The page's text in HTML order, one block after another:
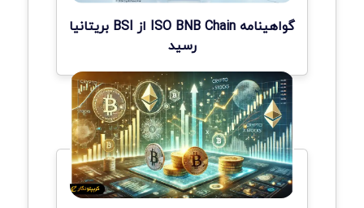
گواهینامه ISO BNB Chain از BSI بریتانیا
رسید